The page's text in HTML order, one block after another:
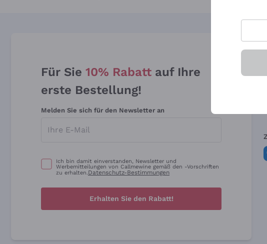
Für Sie 10% Rabatt auf Ihre
erste Bestellung!
Melden Sie sich für den Newsletter an
Ich bin damit einverstanden, Newsletter und
Werbemitteilungen von Callmewine gemäß den -Vorschriften
zu erhalten.Datenschutz-Bestimmungen
Erhalten Sie den Rabatt!